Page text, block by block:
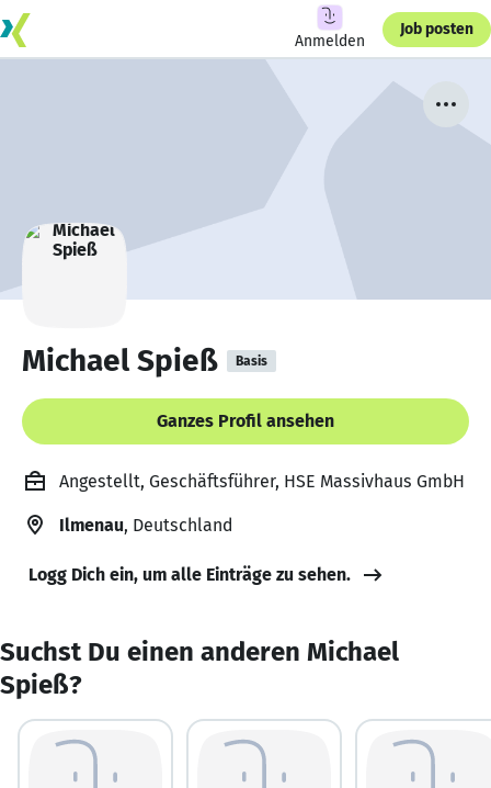
Anmelden
Job posten
Michael Spieß Basis
Ganzes Profil ansehen
Angestellt, Geschäftsführer, HSE Massivhaus GmbH
Ilmenau, Deutschland
Logg Dich ein, um alle Einträge zu sehen.
Suchst Du einen anderen Michael
Spieß?